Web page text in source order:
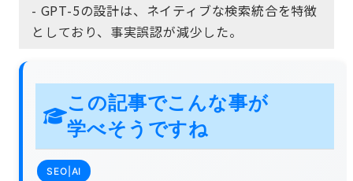
- GPT-5の設計は、ネイティブな検索統合を特徴
としており、事実誤認が減少した。
この記事でこんな事が
学べそうですね
SEO|AI